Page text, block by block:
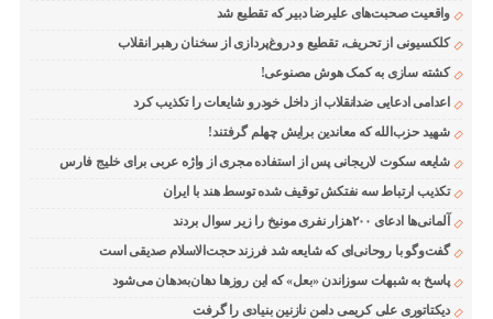
واقعیت صحبت‌های علیرضا دبیر که تقطیع شد
کلکسیونی از تحریف، تقطیع و دروغ‌پردازی از سخنان رهبر انقلاب
کشته سازی به کمک هوش مصنوعی!
اعدامی ادعایی ضدانقلاب از داخل خودرو شایعات را تکذیب کرد
شهید حزب‌الله که معاندین برایش چهلم گرفتند!
شایعه سکوت لاریجانی پس از استفاده مجری از واژه عربی برای خلیج فارس
تکذیب ارتباط سه نفتکش توقیف شده توسط هند با ایران
آلمانی‌ها ادعای ۲۰۰هزار نفری مونیخ را زیر سوال بردند
گفت‌وگو با روحانی‌ای که شایعه شد فرزند حجت‌الاسلام صدیقی است
پاسخ به شبهات سوزاندن «بعل» که این روزها دهان‌به‌دهان می‌شود
دیکتاتوری علی کریمی دامن نازنین بنیادی را گرفت